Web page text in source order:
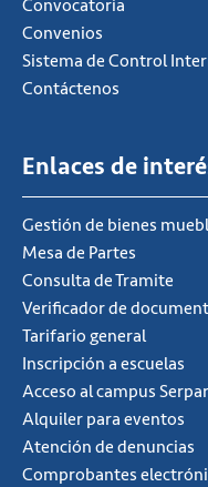
Convocatoria
Convenios
Sistema de Control
Contáctenos
Enlaces de
Gestión de bienes
Mesa de Partes
Consulta de Tramite
Verificador de
Tarifario general
Inscripción a escuelas
Acceso al campus Serpar
Alquiler para eventos
Atención de denuncias
Comprobantes